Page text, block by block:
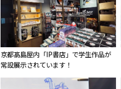
京都髙島屋内「IP書店」で学生作品が
常設展示されています！